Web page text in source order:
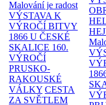
Malování je radost
VÝSTAVA K
VÝROČÍ BITVY
1866 U ČESKÉ
SKALICE 160.
VÝROČÍ
PRUSKO-
RAKOUSKÉ
VÁLKY CESTA
ZA SVĚTLEM